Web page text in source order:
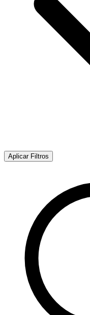
Aplicar Filtros